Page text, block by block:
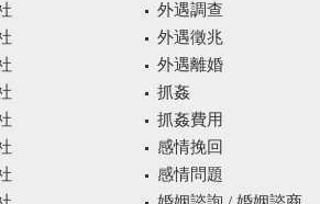
外遇調查
外遇徵兆
外遇離婚
抓姦
抓姦費用
感情挽回
感情問題